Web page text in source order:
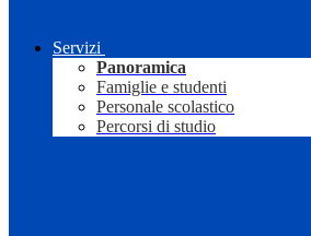
Servizi
Panoramica
Famiglie e studenti
Personale scolastico
Percorsi di studio